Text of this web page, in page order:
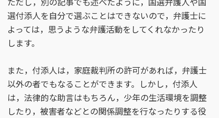
選付添人を自分で選ぶことはできないので，弁護士に
よっては，思うような弁護活動をしてくれなかったり
します。
また，付添人は，家庭裁判所の許可があれば，弁護士
以外の者でもなることができます。しかし，付添人
は，法律的な助言はもちろん，少年の生活環境を調整
したり，被害者などとの関係調整を行なったりする役